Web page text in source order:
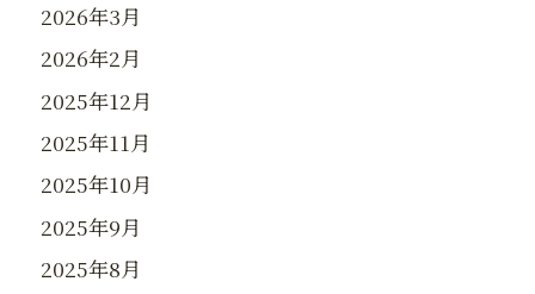
2026年3月
2026年2月
2025年12月
2025年11月
2025年10月
2025年9月
2025年8月